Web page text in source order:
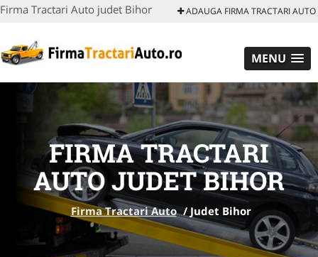
Firma Tractari Auto judet Bihor ADAUGA FIRMA TRACTARI AUTO
MENU
FIRMA TRACTARI
AUTO JUDET BIHOR
Firma Tractari Auto / Judet Bihor